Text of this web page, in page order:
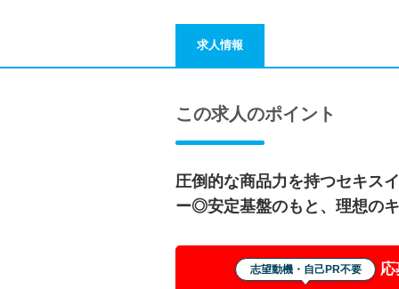
求人情報
この求人のポイント
圧倒的な商品力を持つセキス
ー◎安定基盤のもと、理想の
志望動機・自己PR不要